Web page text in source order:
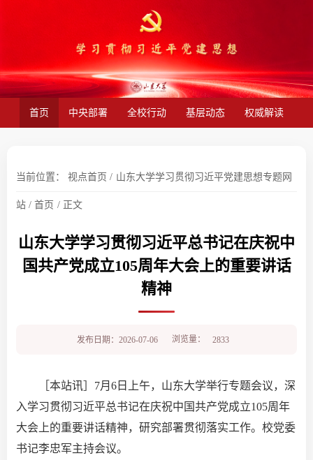
首页 中央部署 全校行动 基层动态 权威解读
当前位置： 视点首页 / 山东大学学习贯彻习近平党建思想专题网
站 / 首页 / 正文
山东大学学习贯彻习近平总书记在庆祝中
国共产党成立105周年大会上的重要讲话
精神
发布日期：2026-07-06 浏览量： 2833
［本站讯］7月6日上午，山东大学举行专题会议，深
入学习贯彻习近平总书记在庆祝中国共产党成立105周年
大会上的重要讲话精神，研究部署贯彻落实工作。校党委
书记李忠军主持会议。